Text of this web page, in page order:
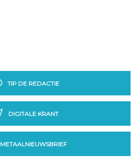
TIP DE REDACTIE
DIGITALE KRANT
METAALNIEUWSBRIEF